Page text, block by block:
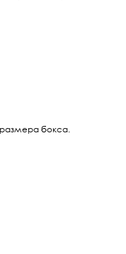
размера бокса.